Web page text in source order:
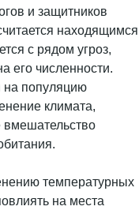
и защитников
находящимся
с рядом угроз,
его численности.
популяцию
климата,
вмешательство
температурных
на места